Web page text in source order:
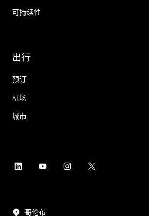
可持续性
出行
预订
机场
城市
哥伦布